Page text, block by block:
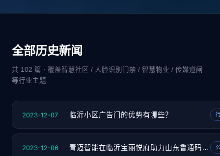
全部历史新闻
共 102 篇 · 覆盖智慧社区 / 人脸识别门禁 / 智慧物业 / 传媒道闸
等行业主题
2023-12-07 临沂小区广告门的优势有哪些？
2023-12-06 青迈智能在临沂宝丽悦府助力山东鲁通码推广